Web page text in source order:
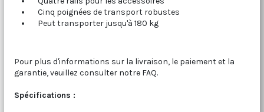
Cinq poignées de transport robustes
Peut transporter jusqu'à 180 kg
Pour plus d'informations sur la livraison, le paiement et la
garantie, veuillez consulter notre FAQ.
Spécifications :